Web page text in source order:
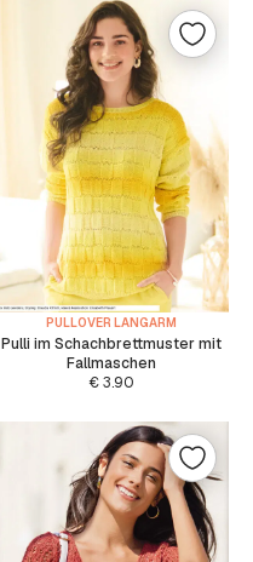
PULLOVER LANGARM
Pulli im Schachbrettmuster mit
Fallmaschen
€3.90